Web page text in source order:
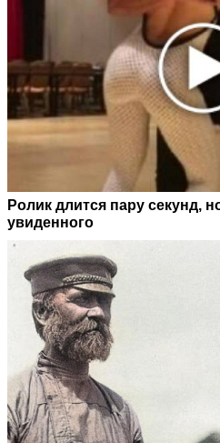
Ролик длится пару секунд,
увиденного